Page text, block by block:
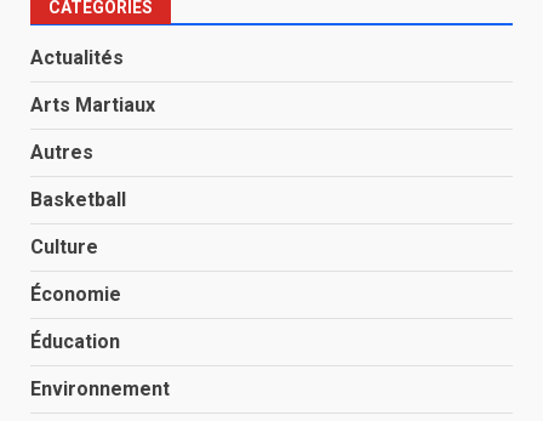
CATÉGORIES
Actualités
Arts Martiaux
Autres
Basketball
Culture
Économie
Éducation
Environnement